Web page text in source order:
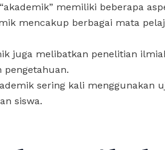
memiliki beberapa
mencakup berbagai mata
juga melibatkan penelitian
sering kali menggunakan
siswa.